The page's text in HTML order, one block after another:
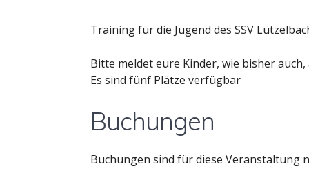
Training für die Jugend des SSV
Bitte meldet eure Kinder, wie bisher
Es sind fünf Plätze verfügbar
Buchungen
Buchungen sind für diese Veranstaltung